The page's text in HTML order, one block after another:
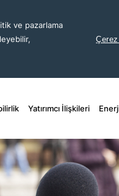
ve pazarlama
Yatırımcı İlişkileri